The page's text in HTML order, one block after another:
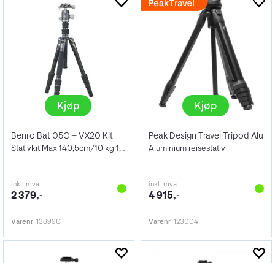
Kjøp
Benro Bat 05C + VX20 Kit
Stativkit Max 140,5cm/10 kg 1,27kg
inkl. mva
2 379,-
Varenr 136990
Kjøp
Peak Design Travel Tripod Alu
Aluminium reisestativ
inkl. mva
4 915,-
Varenr 123004